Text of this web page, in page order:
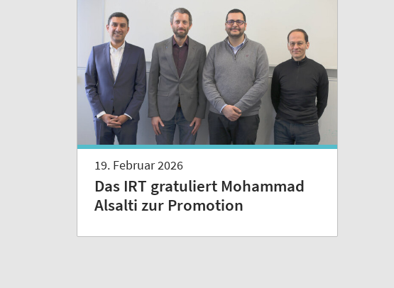
19. Februar 2026
Das IRT gratuliert Mohammad
Alsalti zur Promotion